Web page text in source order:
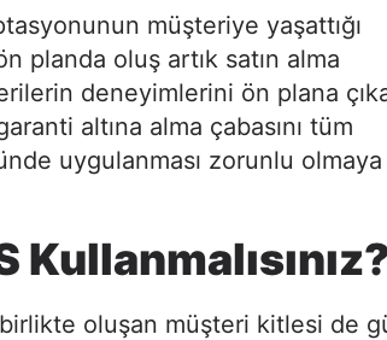
müşteriye yaşattığı
planda oluş artık satın alma
deneyimlerini ön plana
altına alma çabasını tüm
uygulanması zorunlu olmaya
Kullanmalısınız?
oluşan müşteri kitlesi de